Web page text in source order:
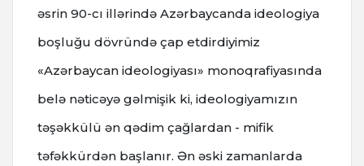
əsrin 90-cı illərində Azərbaycanda ideologiya
boşluğu dövründə çap etdirdiyimiz
«Azərbaycan ideologiyası» monoqrafiyasında
belə nəticəyə gəlmişik ki, ideologiyamızın
təşəkkülü ən qədim çağlardan - mifik
təfəkkürdən başlanır. Ən əski zamanlarda